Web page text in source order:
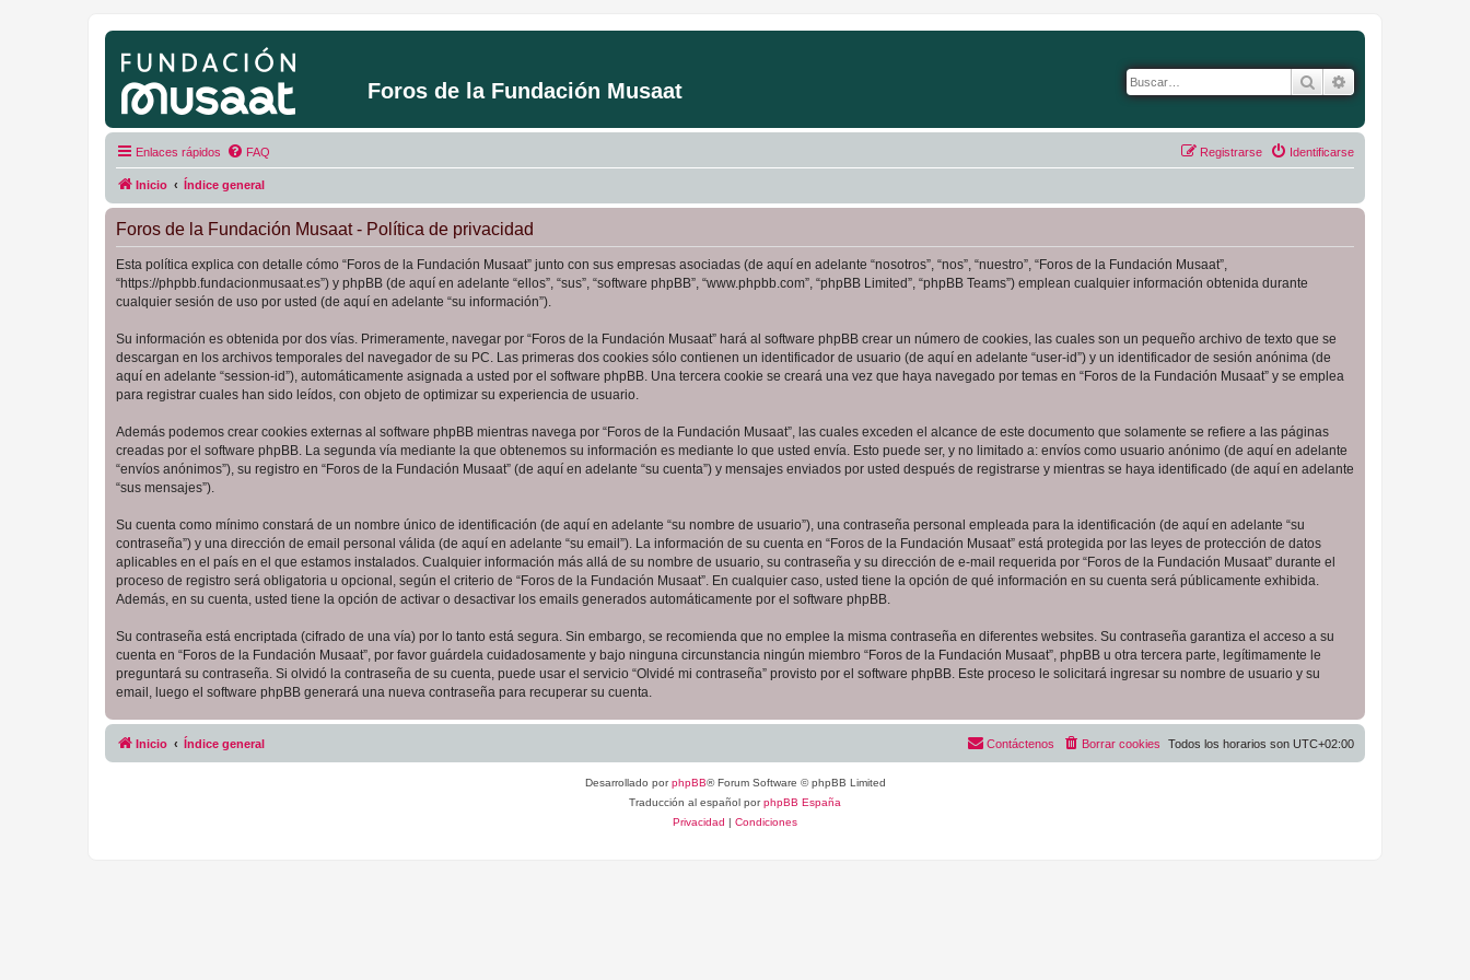
Foros de la Fundación Musaat Buscar
Enlaces rápidos FAQ Identificarse
Registrarse
Inicio Índice general
Foros de la Fundación Musaat - Política de privacidad
Esta política explica con detalle cómo “Foros de la Fundación Musaat” junto con sus empresas asociadas (de aquí en adelante “nosotros”, “nos”, “nuestro”, “Foros de la Fundación Musaat”,
“https://phpbb.fundacionmusaat.es”) y phpBB (de aquí en adelante “ellos”, “sus”, “software phpBB”, “www.phpbb.com”, “phpBB Limited”, “phpBB Teams”) emplean cualquier información obtenida durante
cualquier sesión de uso por usted (de aquí en adelante “su información”).
Su información es obtenida por dos vías. Primeramente, navegar por “Foros de la Fundación Musaat” hará al software phpBB crear un número de cookies, las cuales son un pequeño archivo de texto que se
descargan en los archivos temporales del navegador de su PC. Las primeras dos cookies sólo contienen un identificador de usuario (de aquí en adelante “user-id”) y un identificador de sesión anónima (de
aquí en adelante “session-id”), automáticamente asignada a usted por el software phpBB. Una tercera cookie se creará una vez que haya navegado por temas en “Foros de la Fundación Musaat” y se emplea
para registrar cuales han sido leídos, con objeto de optimizar su experiencia de usuario.
Además podemos crear cookies externas al software phpBB mientras navega por “Foros de la Fundación Musaat”, las cuales exceden el alcance de este documento que solamente se refiere a las páginas
creadas por el software phpBB. La segunda vía mediante la que obtenemos su información es mediante lo que usted envía. Esto puede ser, y no limitado a: envíos como usuario anónimo (de aquí en adelante
“envíos anónimos”), su registro en “Foros de la Fundación Musaat” (de aquí en adelante “su cuenta”) y mensajes enviados por usted después de registrarse y mientras se haya identificado (de aquí en adelante
“sus mensajes”).
Su cuenta como mínimo constará de un nombre único de identificación (de aquí en adelante “su nombre de usuario”), una contraseña personal empleada para la identificación (de aquí en adelante “su
contraseña”) y una dirección de email personal válida (de aquí en adelante “su email”). La información de su cuenta en “Foros de la Fundación Musaat” está protegida por las leyes de protección de datos
aplicables en el país en el que estamos instalados. Cualquier información más allá de su nombre de usuario, su contraseña y su dirección de e-mail requerida por “Foros de la Fundación Musaat” durante el
proceso de registro será obligatoria u opcional, según el criterio de “Foros de la Fundación Musaat”. En cualquier caso, usted tiene la opción de qué información en su cuenta será públicamente exhibida.
Además, en su cuenta, usted tiene la opción de activar o desactivar los emails generados automáticamente por el software phpBB.
Su contraseña está encriptada (cifrado de una vía) por lo tanto está segura. Sin embargo, se recomienda que no emplee la misma contraseña en diferentes websites. Su contraseña garantiza el acceso a su
cuenta en “Foros de la Fundación Musaat”, por favor guárdela cuidadosamente y bajo ninguna circunstancia ningún miembro “Foros de la Fundación Musaat”, phpBB u otra tercera parte, legítimamente le
preguntará su contraseña. Si olvidó la contraseña de su cuenta, puede usar el servicio “Olvidé mi contraseña” provisto por el software phpBB. Este proceso le solicitará ingresar su nombre de usuario y su
email, luego el software phpBB generará una nueva contraseña para recuperar su cuenta.
Inicio Índice general Todos los horarios son UTC+02:00
Borrar cookies
Contáctenos
Desarrollado porphpBB® Forum Software © phpBB Limited
Traducción al español porphpBB España
Privacidad | Condiciones